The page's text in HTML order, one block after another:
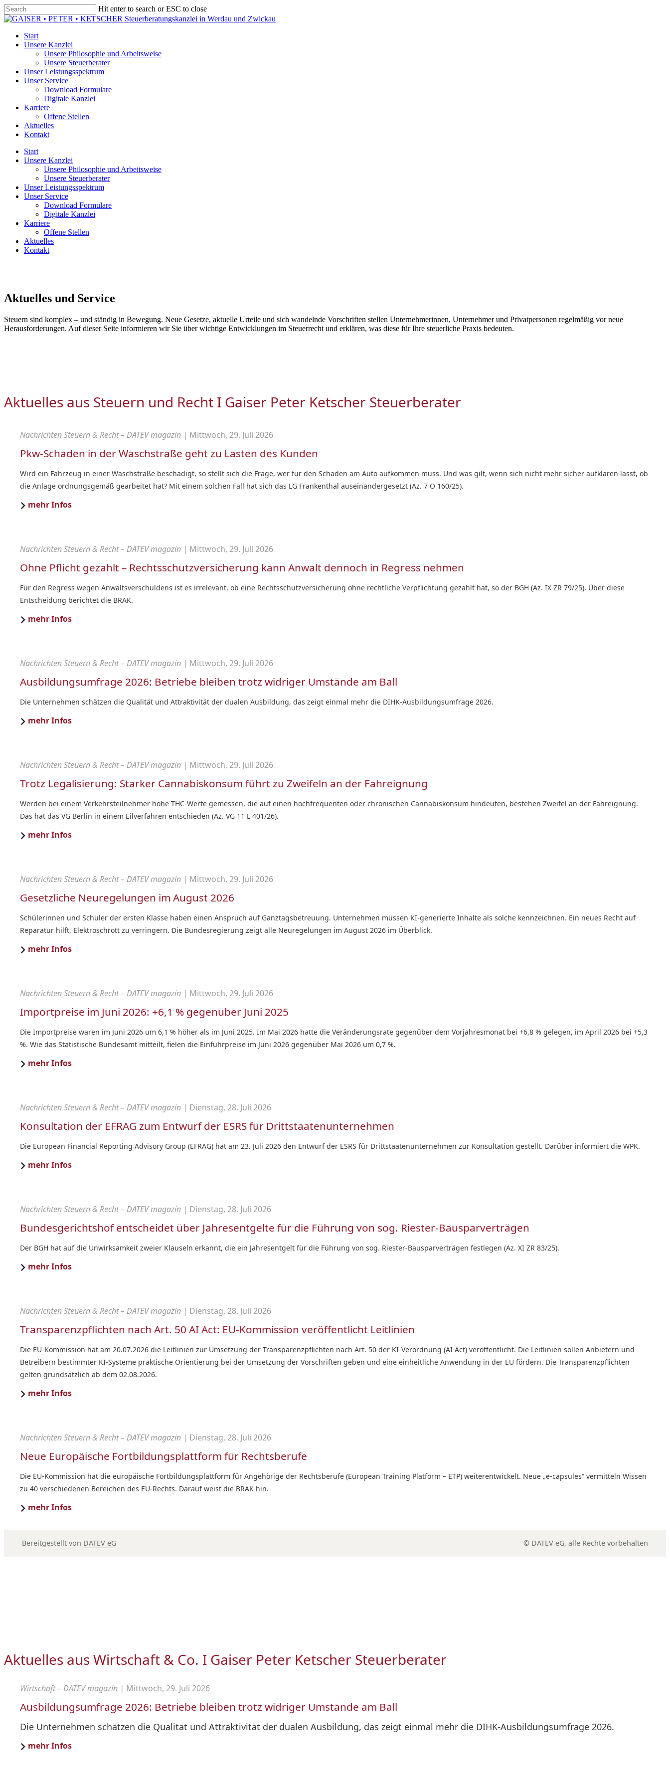
Skip
to
content
Hit enter to search or ESC to close
Close
Menu
Start
Unsere Kanzlei
Unsere Philosophie und Arbeitsweise
Unsere Steuerberater
Unser Leistungsspektrum
Unser Service
Download Formulare
Digitale Kanzlei
Karriere
Offene Stellen
Aktuelles
Kontakt
Start
Unsere Kanzlei
Unsere Philosophie und Arbeitsweise
Unsere Steuerberater
Unser Leistungsspektrum
Unser Service
Download Formulare
Digitale Kanzlei
Karriere
Offene Stellen
Aktuelles
Kontakt
Aktuelles und Service
Steuern sind komplex – und ständig in Bewegung. Neue Gesetze, aktuelle Urteile und sich wandelnde Vorschriften stellen Unternehmerinnen, Unternehmer und Privatpersonen regelmäßig vor neue
Herausforderungen. Auf dieser Seite informieren wir Sie über wichtige Entwicklungen im Steuerrecht und erklären, was diese für Ihre steuerliche Praxis bedeuten.
Aktuelles aus Steuern und Recht I Gaiser Peter Ketscher Steuerberater
Nachrichten Steuern & Recht – DATEV magazin | Mittwoch, 29. Juli 2026
Pkw-Schaden in der Waschstraße geht zu Lasten des Kunden
Wird ein Fahrzeug in einer Waschstraße beschädigt, so stellt sich die Frage, wer für den Schaden am Auto aufkommen muss. Und was gilt, wenn sich nicht mehr sicher aufklären lässt, ob
die Anlage ordnungsgemäß gearbeitet hat? Mit einem solchen Fall hat sich das LG Frankenthal auseinandergesetzt (Az. 7 O 160/25).
mehr Infos
Nachrichten Steuern & Recht – DATEV magazin | Mittwoch, 29. Juli 2026
Ohne Pflicht gezahlt – Rechtsschutzversicherung kann Anwalt dennoch in Regress nehmen
Für den Regress wegen Anwaltsverschuldens ist es irrelevant, ob eine Rechtsschutzversicherung ohne rechtliche Verpflichtung gezahlt hat, so der BGH (Az. IX ZR 79/25). Über diese
Entscheidung berichtet die BRAK.
mehr Infos
Nachrichten Steuern & Recht – DATEV magazin | Mittwoch, 29. Juli 2026
Ausbildungsumfrage 2026: Betriebe bleiben trotz widriger Umstände am Ball
Die Unternehmen schätzen die Qualität und Attraktivität der dualen Ausbildung, das zeigt einmal mehr die DIHK-Ausbildungsumfrage 2026.
mehr Infos
Nachrichten Steuern & Recht – DATEV magazin | Mittwoch, 29. Juli 2026
Trotz Legalisierung: Starker Cannabiskonsum führt zu Zweifeln an der Fahreignung
Werden bei einem Verkehrsteilnehmer hohe THC-Werte gemessen, die auf einen hochfrequenten oder chronischen Cannabiskonsum hindeuten, bestehen Zweifel an der Fahreignung.
Das hat das VG Berlin in einem Eilverfahren entschieden (Az. VG 11 L 401/26).
mehr Infos
Nachrichten Steuern & Recht – DATEV magazin | Mittwoch, 29. Juli 2026
Gesetzliche Neuregelungen im August 2026
Schülerinnen und Schüler der ersten Klasse haben einen Anspruch auf Ganztagsbetreuung. Unternehmen müssen KI-generierte Inhalte als solche kennzeichnen. Ein neues Recht auf
Reparatur hilft, Elektroschrott zu verringern. Die Bundesregierung zeigt alle Neuregelungen im August 2026 im Überblick.
mehr Infos
Nachrichten Steuern & Recht – DATEV magazin | Mittwoch, 29. Juli 2026
Importpreise im Juni 2026: +6,1 % gegenüber Juni 2025
Die Importpreise waren im Juni 2026 um 6,1 % höher als im Juni 2025. Im Mai 2026 hatte die Veränderungsrate gegenüber dem Vorjahresmonat bei +6,8 % gelegen, im April 2026 bei +5,3
%. Wie das Statistische Bundesamt mitteilt, fielen die Einfuhrpreise im Juni 2026 gegenüber Mai 2026 um 0,7 %.
mehr Infos
Nachrichten Steuern & Recht – DATEV magazin | Dienstag, 28. Juli 2026
Konsultation der EFRAG zum Entwurf der ESRS für Drittstaatenunternehmen
Die European Financial Reporting Advisory Group (EFRAG) hat am 23. Juli 2026 den Entwurf der ESRS für Drittstaatenunternehmen zur Konsultation gestellt. Darüber informiert die WPK.
mehr Infos
Nachrichten Steuern & Recht – DATEV magazin | Dienstag, 28. Juli 2026
Bundesgerichtshof entscheidet über Jahresentgelte für die Führung von sog. Riester-Bausparverträgen
Der BGH hat auf die Unwirksamkeit zweier Klauseln erkannt, die ein Jahresentgelt für die Führung von sog. Riester-Bausparverträgen festlegen (Az. XI ZR 83/25).
mehr Infos
Nachrichten Steuern & Recht – DATEV magazin | Dienstag, 28. Juli 2026
Transparenzpflichten nach Art. 50 AI Act: EU-Kommission veröffentlicht Leitlinien
Die EU-Kommission hat am 20.07.2026 die Leitlinien zur Umsetzung der Transparenzpflichten nach Art. 50 der KI-Verordnung (AI Act) veröffentlicht. Die Leitlinien sollen Anbietern und
Betreibern bestimmter KI-Systeme praktische Orientierung bei der Umsetzung der Vorschriften geben und eine einheitliche Anwendung in der EU fördern. Die Transparenzpflichten
gelten grundsätzlich ab dem 02.08.2026.
mehr Infos
Nachrichten Steuern & Recht – DATEV magazin | Dienstag, 28. Juli 2026
Neue Europäische Fortbildungsplattform für Rechtsberufe
Die EU-Kommission hat die europäische Fortbildungsplattform für Angehörige der Rechtsberufe (European Training Platform – ETP) weiterentwickelt. Neue „e-capsules“ vermitteln Wissen
zu 40 verschiedenen Bereichen des EU-Rechts. Darauf weist die BRAK hin.
mehr Infos
Bereitgestellt von DATEV eG © DATEV eG, alle Rechte vorbehalten
Aktuelles aus Wirtschaft & Co. I Gaiser Peter Ketscher Steuerberater
Wirtschaft – DATEV magazin | Mittwoch, 29. Juli 2026
Ausbildungsumfrage 2026: Betriebe bleiben trotz widriger Umstände am Ball
Die Unternehmen schätzen die Qualität und Attraktivität der dualen Ausbildung, das zeigt einmal mehr die DIHK-Ausbildungsumfrage 2026.
mehr Infos